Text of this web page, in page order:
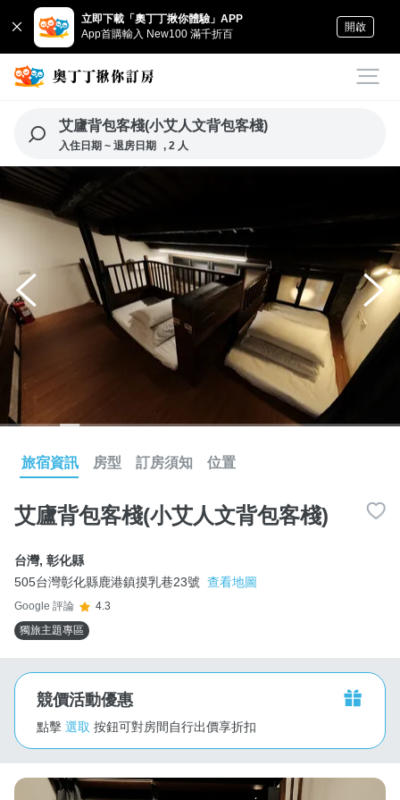
立即下載「奧丁丁揪你體驗」APP
App首購輸入 New100 滿千折百
開啟
艾廬背包客棧(小艾人文背包客棧)
入住日期 ~ 退房日期 , 2 人
旅宿資訊 房型 訂房須知 位置
艾廬背包客棧(小艾人文背包客棧)
台灣, 彰化縣
505台灣彰化縣鹿港鎮摸乳巷23號 查看地圖
Google 評論
4.3
獨旅主題專區
競價活動優惠
點擊 選取 按鈕可對房間自行出價享折扣